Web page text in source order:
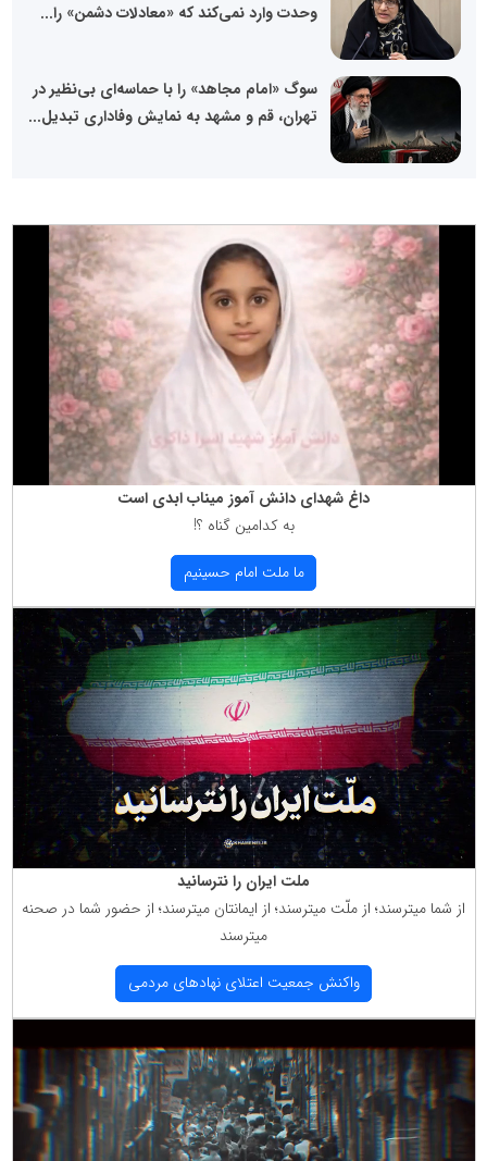
وحدت وارد نمی‌کند که «معادلات دشمن» را...
سوگ «امام مجاهد» را با حماسه‌ای بی‌نظیر در
تهران، قم و مشهد به نمایش وفاداری تبدیل...
داغ شهدای دانش آموز میناب ابدی است
به كدامین گناه ؟!
ما ملت امام حسینیم
ملت ایران را نترسانید
از شما میترسند؛ از ملّت میترسند؛ از ایمانتان میترسند؛ از حضور شما در صحنه
میترسند
واكنش جمعیت اعتلای نهادهای مردمی